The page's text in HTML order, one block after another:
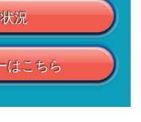
況
はこちら